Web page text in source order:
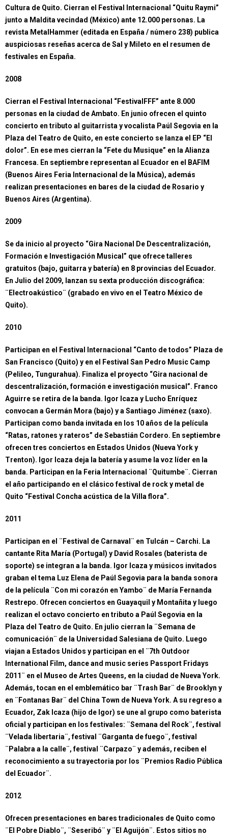
Cultura de Quito. Cierran el Festival Internacional “Quitu Raymi”
junto a Maldita vecindad (México) ante 12.000 personas. La
revista MetalHammer (editada en España / número 238) publica
auspiciosas reseñas acerca de Sal y Mileto en el resumen de
festivales en España.
2008
Cierran el Festival Internacional “FestivalFFF” ante 8.000
personas en la ciudad de Ambato. En junio ofrecen el quinto
concierto en tributo al guitarrista y vocalista Paúl Segovia en la
Plaza del Teatro de Quito, en este concierto se lanza el EP “El
dolor”. En ese mes cierran la “Fete du Musique” en la Alianza
Francesa. En septiembre representan al Ecuador en el BAFIM
(Buenos Aires Feria Internacional de la Música), además
realizan presentaciones en bares de la ciudad de Rosario y
Buenos Aires (Argentina).
2009
Se da inicio al proyecto “Gira Nacional De Descentralización,
Formación e Investigación Musical” que ofrece talleres
gratuitos (bajo, guitarra y batería) en 8 provincias del Ecuador.
En Julio del 2009, lanzan su sexta producción discográfica:
¨Electroakústico¨ (grabado en vivo en el Teatro México de
Quito).
2010
Participan en el Festival Internacional “Canto de todos” Plaza de
San Francisco (Quito) y en el Festival San Pedro Music Camp
(Pelileo, Tungurahua). Finaliza el proyecto “Gira nacional de
descentralización, formación e investigación musical”. Franco
Aguirre se retira de la banda. Igor Icaza y Lucho Enríquez
convocan a Germán Mora (bajo) y a Santiago Jiménez (saxo).
Participan como banda invitada en los 10 años de la película
“Ratas, ratones y rateros” de Sebastián Cordero. En septiembre
ofrecen tres conciertos en Estados Unidos (Nueva York y
Trenton). Igor Icaza deja la batería y asume la voz líder en la
banda. Participan en la Feria Internacional ¨Quitumbe¨. Cierran
el año participando en el clásico festival de rock y metal de
Quito “Festival Concha acústica de la Villa flora”.
2011
Participan en el ¨Festival de Carnaval¨ en Tulcán – Carchi. La
cantante Rita María (Portugal) y David Rosales (baterista de
soporte) se integran a la banda. Igor Icaza y músicos invitados
graban el tema Luz Elena de Paúl Segovia para la banda sonora
de la película ¨Con mi corazón en Yambo¨ de María Fernanda
Restrepo. Ofrecen conciertos en Guayaquil y Montañita y luego
realizan el octavo concierto en tributo a Paúl Segovia en la
Plaza del Teatro de Quito. En julio cierran la ¨Semana de
comunicación¨ de la Universidad Salesiana de Quito. Luego
viajan a Estados Unidos y participan en el ¨7th Outdoor
International Film, dance and music series Passport Fridays
2011¨ en el Museo de Artes Queens, en la ciudad de Nueva York.
Además, tocan en el emblemático bar ¨Trash Bar¨ de Brooklyn y
en ¨Fontanas Bar¨ del China Town de Nueva York. A su regreso a
Ecuador, Zak Icaza (hijo de Igor) se une al grupo como baterista
oficial y participan en los festivales: ¨Semana del Rock¨, festival
¨Velada libertaria¨, festival ¨Garganta de fuego¨, festival
¨Palabra a la calle¨, festival ¨Carpazo¨ y además, reciben el
reconocimiento a su trayectoria por los ¨Premios Radio Pública
del Ecuador¨.
2012
Ofrecen presentaciones en bares tradicionales de Quito como
¨El Pobre Diablo¨, ¨Seseribó¨ y ¨El Aguijón¨. Estos sitios no